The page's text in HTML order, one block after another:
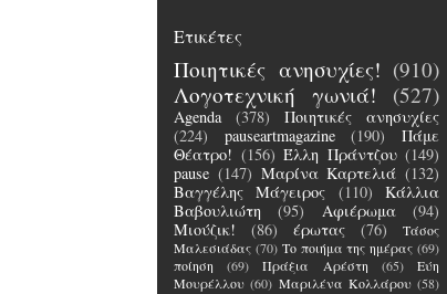
Ετικέτες
Ποιητικές ανησυχίες! (910)
Λογοτεχνική γωνιά!
(527)
Agenda (378)
Ποιητικές ανησυχίες
(224)
pauseartmagazine (190)
Πάμε
Θέατρο! (156) Έλλη Πράντζου (149)
pause (147) Μαρίνα Καρτελιά (132)
Βαγγέλης Μάγειρος
(110)
Κάλλια
Βαβουλιώτη
(95) Αφιέρωμα
(94)
Μιούζικ!
(86) έρωτας (76)
Τάσος
Μαλεσιάδας (70) Το ποιήμα της ημέρας (69)
ποίηση
(69) Πράξια Αρέστη (65)
Εύη
Μουρέλλου (60) Μαριλένα Κολλάρου (58)